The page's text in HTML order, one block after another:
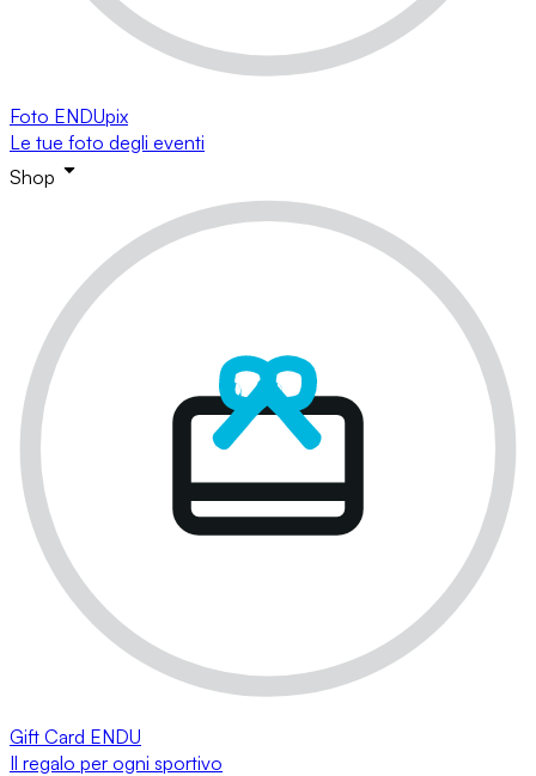
Foto ENDUpix
Le tue foto degli eventi
Shop
Gift Card ENDU
Il regalo per ogni sportivo